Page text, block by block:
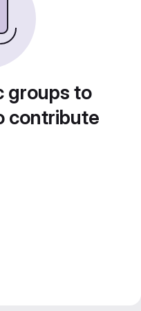
groups to
contribute